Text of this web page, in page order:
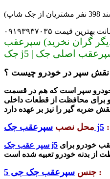
بهترین قیمت ۰۹۱۹۳۹۳۷۰۳۵
گران نخرید) سپرعقب
نقش سپر در خودرو چیست ؟
سپر است که هم در قسمت
برای محافظت از قطعات داخلی
محل نصب سپرعقب جک j5 :
سپر عقب جک j5
جنس سپرعقب جک جی 5 :